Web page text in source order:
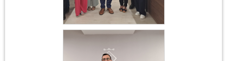
Constitució
2023